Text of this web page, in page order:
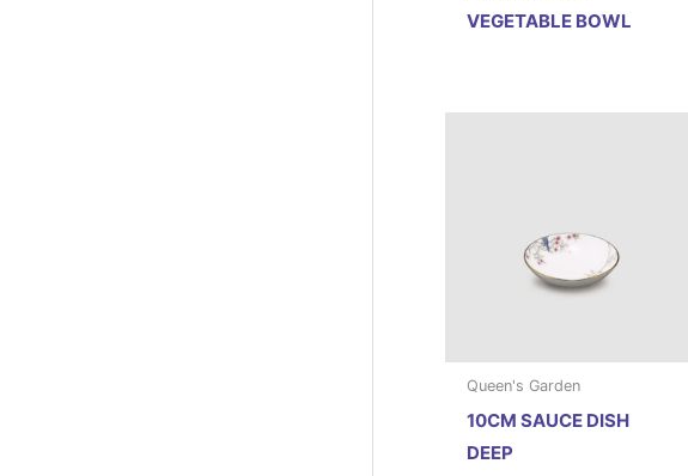
VEGETABLE BOWL
Queen's Garden
10CM SAUCE DISH
DEEP